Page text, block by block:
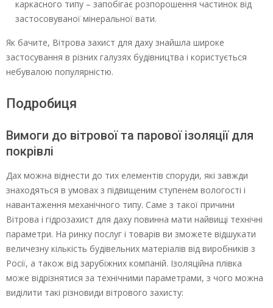
каркасного типу – запобігає розпорошення частинок від
застосовуваної мінеральної вати.
Як бачите, Вітрова захист для даху знайшла широке
застосування в різних галузях будівництва і користується
небувалою популярністю.
Подробиця
Вимоги до вітрової та парової ізоляції для
покрівлі
Дах можна віднести до тих елементів споруди, які завжди
знаходяться в умовах з підвищеним ступенем вологості і
навантаження механічного типу. Саме з такої причини
Вітрова і гідрозахист для даху повинна мати найвищі технічні
параметри. На ринку послуг і товарів ви зможете відшукати
величезну кількість будівельних матеріалів від виробників з
Росії, а також від зарубіжних компаній. Ізоляційна плівка
може відрізнятися за технічними параметрами, з чого можна
виділити такі різновиди вітрового захисту: